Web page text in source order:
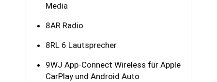
Media
8AR Radio
8RL 6 Lautsprecher
9WJ App-Connect Wireless für Apple
CarPlay und Android Auto